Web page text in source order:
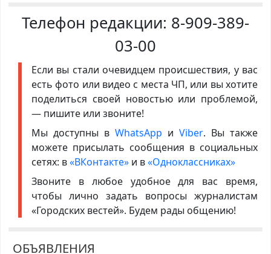
Телефон редакции: 8-909-389-
03-00
Если вы стали очевидцем происшествия, у вас
есть фото или видео с места ЧП, или вы хотите
поделиться своей новостью или проблемой,
— пишите или звоните!
Мы доступны в WhatsApp иViber. Вы также
можете присылать сообщения в социальных
сетях: в«ВКонтакте»и в«Одноклассниках»
Звоните в любое удобное для вас время,
чтобы лично задать вопросы журналистам
«Городских вестей». Будем рады общению!
ОБЪЯВЛЕНИЯ